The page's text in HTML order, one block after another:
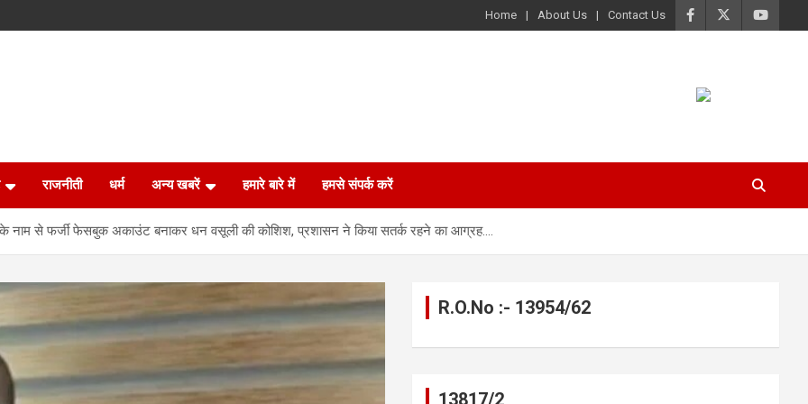
Home About Us Contact Us
राजनीती धर्म अन्य खबरें हमारे बारे में हमसे संपर्क करें
के नाम से फर्जी फेसबुक अकाउंट बनाकर धन वसूली की कोशिश, प्रशासन ने किया सतर्क रहने का आग्रह….
R.O.No :- 13954/62
13817/2